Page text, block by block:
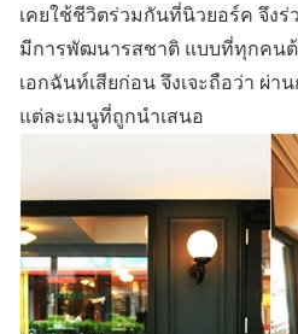
เคยใช้ชีวิตร่วมกันที่นิวยอร์ค จึงร่
มีการพัฒนารสชาติ แบบที่ทุกคนต้อ
เอกฉันท์เสียก่อน จึงเจะถือว่า ผ่
แต่ละเมนูที่ถูกนำเสนอ